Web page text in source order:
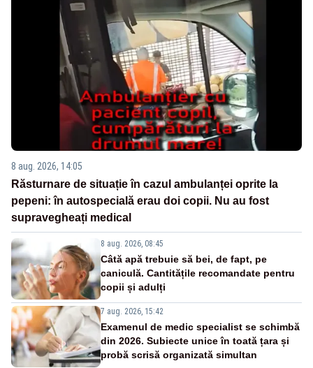
8 aug. 2026, 14:05
Răsturnare de situație în cazul ambulanței oprite la
pepeni: în autospecială erau doi copii. Nu au fost
supravegheați medical
8 aug. 2026, 08:45
Câtă apă trebuie să bei, de fapt, pe
caniculă. Cantitățile recomandate pentru
copii și adulți
7 aug. 2026, 15:42
Examenul de medic specialist se schimbă
din 2026. Subiecte unice în toată țara și
probă scrisă organizată simultan